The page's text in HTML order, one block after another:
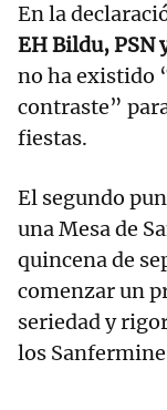
En la
EH Bildu, PSN
no ha existido
contraste”
fiestas.
El segundo
una Mesa de
quincena de
comenzar un
seriedad y
los